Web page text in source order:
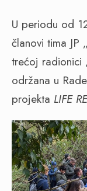
U periodu od
članovi tima JP
trećoj radionici
održana u
projekta LIFE